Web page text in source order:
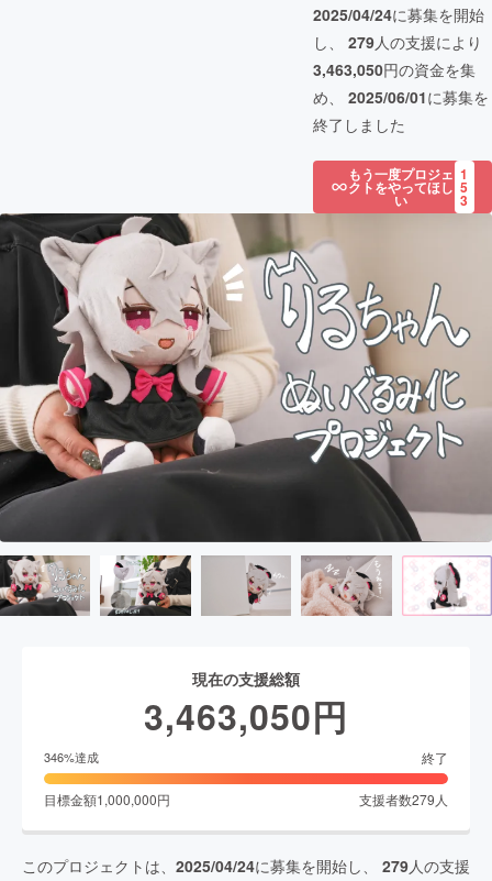
2025/04/24に募集を開始
し、 279人の支援により
3,463,050円の資金を集
め、 2025/06/01に募集を
終了しました
もう一度プロジェ
クトをやってほし
い
1
5
3
現在の支援総額
3,463,050円
346%達成 終了
目標金額1,000,000円 支援者数279 人
このプロジェクトは、 2025/04/24に募集を開始し、 279人の支援